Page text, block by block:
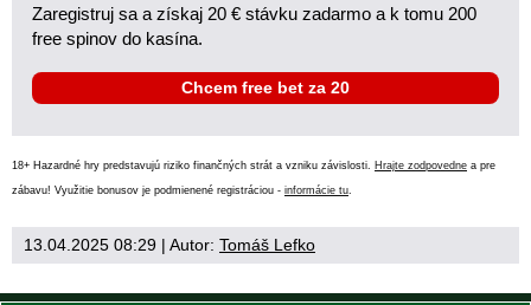
Zaregistruj sa a získaj 20 € stávku zadarmo a k tomu 200
free spinov do kasína.
Chcem free bet za 20
18+ Hazardné hry predstavujú riziko finančných strát a vzniku závislosti. Hrajte zodpovedne a pre
zábavu! Využitie bonusov je podmienené registráciou - informácie tu.
13.04.2025 08:29 | Autor: Tomáš Lefko